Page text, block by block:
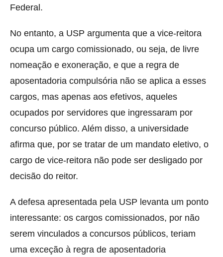
Federal.
No entanto, a USP argumenta que a vice-reitora
ocupa um cargo comissionado, ou seja, de livre
nomeação e exoneração, e que a regra de
aposentadoria compulsória não se aplica a esses
cargos, mas apenas aos efetivos, aqueles
ocupados por servidores que ingressaram por
concurso público. Além disso, a universidade
afirma que, por se tratar de um mandato eletivo, o
cargo de vice-reitora não pode ser desligado por
decisão do reitor.
A defesa apresentada pela USP levanta um ponto
interessante: os cargos comissionados, por não
serem vinculados a concursos públicos, teriam
uma exceção à regra de aposentadoria